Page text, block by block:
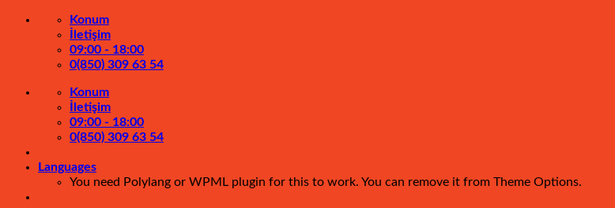
İçeriğe
Konum
İletişim
09:00 - 18:00
0(850) 309 63 54
Konum
İletişim
09:00 - 18:00
0(850) 309 63 54
Languages
You need Polylang or WPML plugin for this to work. You can remove it from Theme Options.